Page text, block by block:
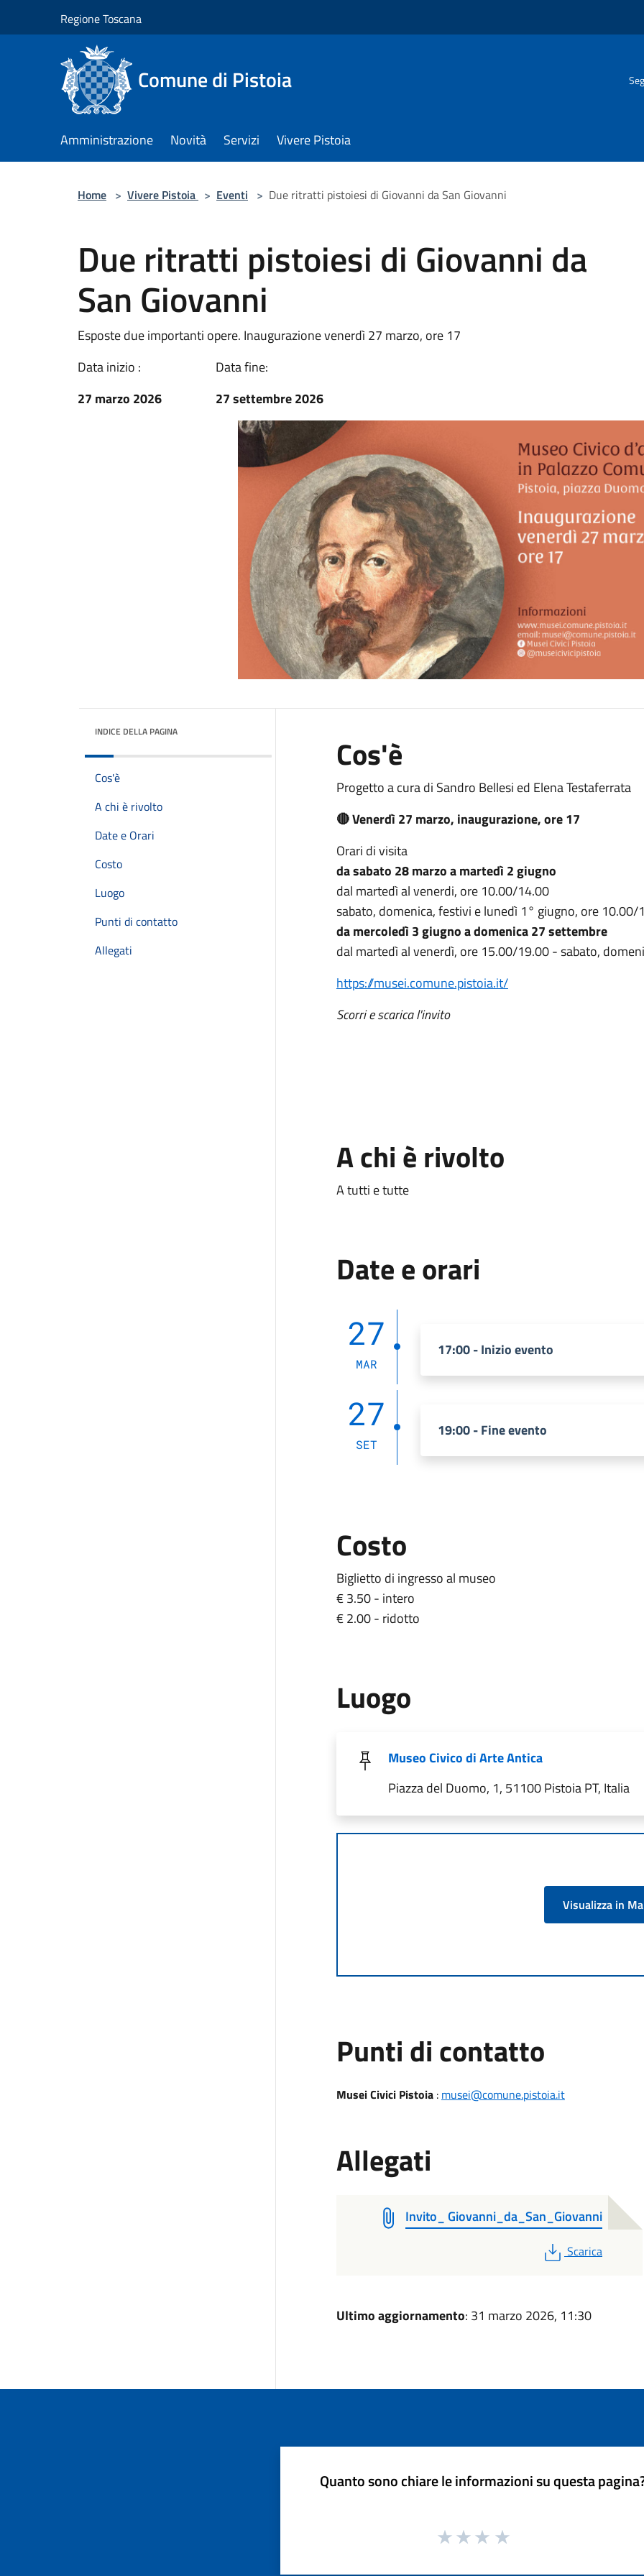
Regione Toscana
Comune di Pistoia
Amministrazione Novità Servizi Vivere Pistoia
Home > Vivere Pistoia > Eventi > Due ritratti pistoiesi di Giovanni da San Giovanni
Due ritratti pistoiesi di Giovanni da
San Giovanni
Esposte due importanti opere. Inaugurazione venerdì 27 marzo, ore 17
Data inizio :
27 marzo 2026
Data fine:
27 settembre 2026
INDICE DELLA PAGINA
Cos'è
A chi è rivolto
Date e Orari
Costo
Luogo
Punti di contatto
Allegati
Cos'è
Progetto a cura di Sandro Bellesi ed Elena Testaferrata
🔴 Venerdì 27 marzo, inaugurazione, ore 17
Orari di visita
da sabato 28 marzo a martedì 2 giugno
dal martedì al venerdi, ore 10.00/14.00
sabato, domenica, festivi e lunedì 1° giugno, ore
da mercoledì 3 giugno a domenica 27 settembre
dal martedì al venerdì, ore 15.00/19.00 - sabato,
https://musei.comune.pistoia.it/
Scorri e scarica l'invito
A chi è rivolto
A tutti e tutte
Date e orari
27
MAR
17:00 - Inizio evento
27
SET
19:00 - Fine evento
Costo
Biglietto di ingresso al museo
€ 3.50 - intero
€ 2.00 - ridotto
Luogo
Museo Civico di Arte Antica
Piazza del Duomo, 1, 51100 Pistoia PT, Italia
Visualizza in
Punti di contatto
Musei Civici Pistoia: musei@comune.pistoia.it
Allegati
Invito_ Giovanni_da_San_Giovanni
PDF
Scarica
Ultimo aggiornamento: 31 marzo 2026, 11:30
Quanto sono chiare le informazioni su questa